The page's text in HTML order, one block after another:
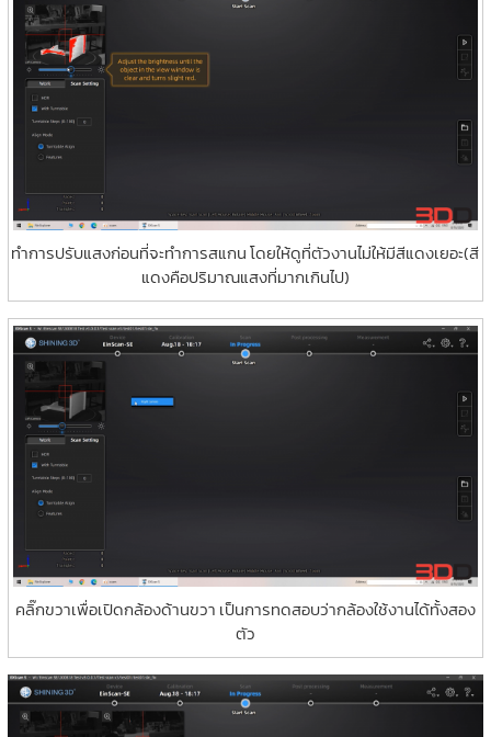
ทำการปรับแสงก่อนที่จะทำการสแกน โดยให้ดูที่ตัวงานไม่ให้มีสีแดงเยอะ(สี
แดงคือปริมาณแสงที่มากเกินไป)
คลิ๊กขวาเพื่อเปิดกล้องด้านขวา เป็นการทดสอบว่ากล้องใช้งานได้ทั้งสอง
ตัว